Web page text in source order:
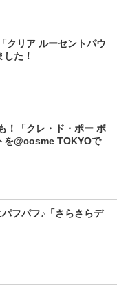
ディズム EMS EE
R メディスキンケア
クリア ルーセントパウ
た！
！「クレ・ド・ポー ボ
を@cosme TOKYOで
フパフ♪「さらさらデ